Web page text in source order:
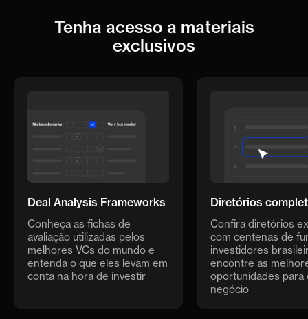
Tenha acesso a materiais
exclusivos
Deal Analysis Frameworks
Conheça as fichas de
avaliação utilizadas pelos
melhores VCs do mundo e
entenda o que eles levam em
conta na hora de investir
Diretórios
Confira diretórios
com centenas de
investidores
encontre as
oportunidades para
negócio